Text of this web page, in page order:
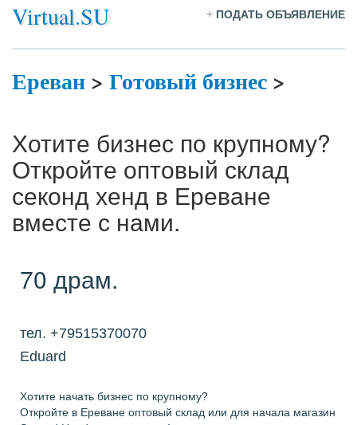
Virtual.SU + ПОДАТЬ ОБЪЯВЛЕНИЕ
Ереван> Готовый бизнес>
Хотите бизнес по крупному?
Откройте оптовый склад
секонд хенд в Ереване
вместе с нами.
70 драм.
тел. +79515370070
Eduard
Хотите начать бизнес по крупному?
Откройте в Ереване оптовый склад или для начала магазин